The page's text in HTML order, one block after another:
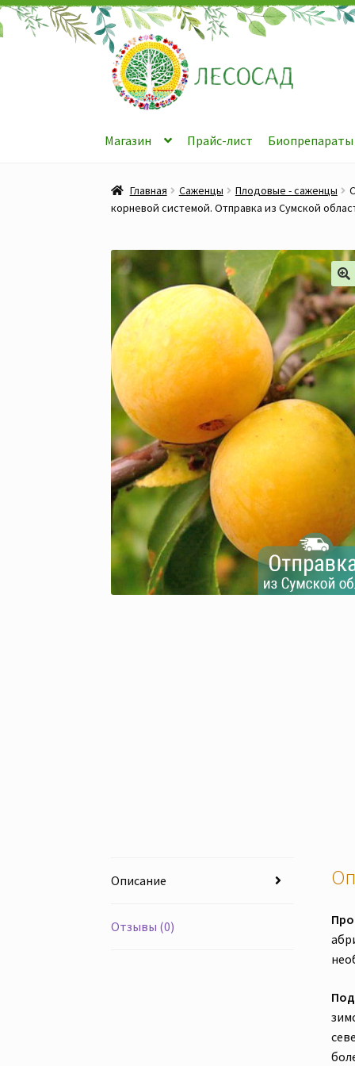
Перейти
к
навигации
Перейти
к
содержимому
Магазин Прайс-лист Биопрепараты
Главная Саженцы Плодовые - саженцы
корневой системой. Отправка из Сумской
Описание
Отзывы (0)